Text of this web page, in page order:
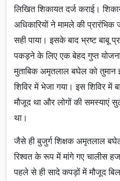
लिखित शिकायत दर्ज कराई।
अधिकारियों ने मामले की
सही पाया। इसके बाद भ्रष्ट बाबू
पकड़ने के लिए एक बेहद गुप्त
मुताबिक अमृतलाल बघेल को तुमान
शिविर में भेजा गया। इस शिविर में
मौजूद था और लोगों की समस्याएं
था।
जैसे ही बुजुर्ग शिक्षक अमृतलाल
रिश्वत के रूप में मांगे गए चालीस
पहले से ही सादे कपड़ों में मौजूद